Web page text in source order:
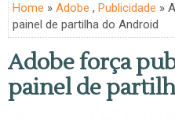
Home » Adobe , Publicidade »
painel de partilha do Android
Adobe força
painel de